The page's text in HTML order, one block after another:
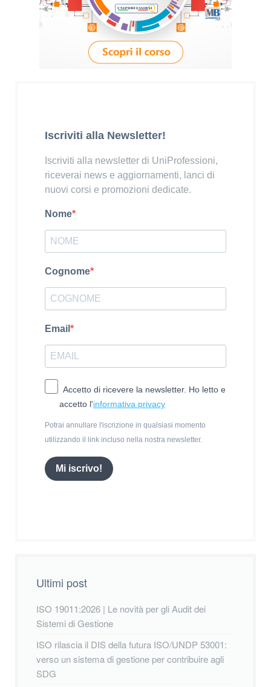
Iscriviti alla Newsletter!
Iscriviti alla newsletter di UniProfessioni,
riceverai news e aggiornamenti, lanci di
nuovi corsi e promozioni dedicate.
Nome
Cognome
Email
Accetto di ricevere la newsletter. Ho letto e
accetto l'informativa privacy
Potrai annullare l'iscrizione in qualsiasi momento
utilizzando il link incluso nella nostra newsletter.
Mi iscrivo!
Ultimi post
ISO 19011:2026 | Le novità per gli Audit dei
Sistemi di Gestione
ISO rilascia il DIS della futura ISO/UNDP 53001:
verso un sistema di gestione per contribuire agli
SDG